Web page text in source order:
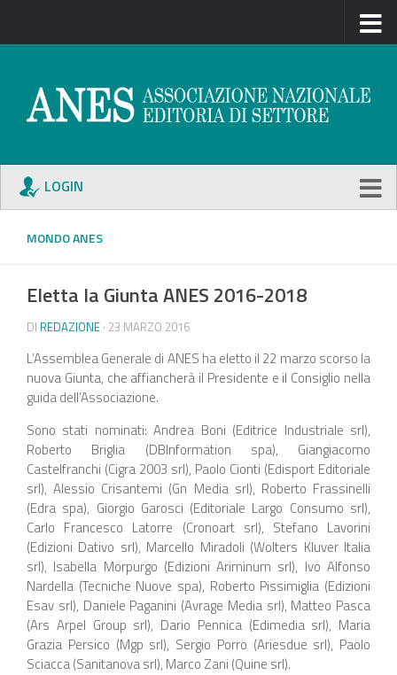
LOGIN
MONDO ANES
Eletta la Giunta ANES 2016-2018
DI REDAZIONE · 23 MARZO 2016
L’Assemblea Generale di ANES ha eletto il 22 marzo scorso la
nuova Giunta, che affiancherà il Presidente e il Consiglio nella
guida dell’Associazione.
Sono stati nominati: Andrea Boni (Editrice Industriale srl),
Roberto Briglia (DBInformation spa), Giangiacomo
Castelfranchi (Cigra 2003 srl), Paolo Cionti (Edisport Editoriale
srl), Alessio Crisantemi (Gn Media srl), Roberto Frassinelli
(Edra spa), Giorgio Garosci (Editoriale Largo Consumo srl),
Carlo Francesco Latorre (Cronoart srl), Stefano Lavorini
(Edizioni Dativo srl), Marcello Miradoli (Wolters Kluver Italia
srl), Isabella Morpurgo (Edizioni Ariminum srl), Ivo Alfonso
Nardella (Tecniche Nuove spa), Roberto Pissimiglia (Edizioni
Esav srl), Daniele Paganini (Avrage Media srl), Matteo Pasca
(Ars Arpel Group srl), Dario Pennica (Edimedia srl), Maria
Grazia Persico (Mgp srl), Sergio Porro (Ariesdue srl), Paolo
Sciacca (Sanitanova srl), Marco Zani (Quine srl).